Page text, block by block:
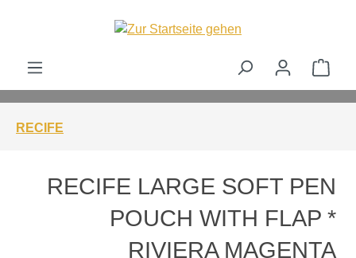
RECIFE
RECIFE LARGE SOFT PEN
POUCH WITH FLAP *
RIVIERA MAGENTA